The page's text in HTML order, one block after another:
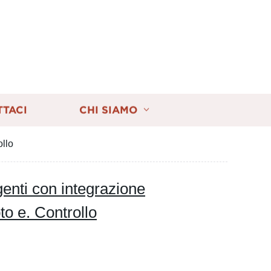
CHI SIAMO
con integrazione
e. Controllo